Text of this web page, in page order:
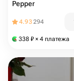
Pepper
4.93294
338 ₽ × 4 платежа